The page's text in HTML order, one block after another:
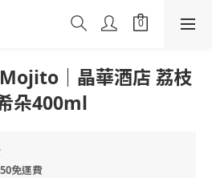
｜晶華酒店 荔枝
朵400ml
免運費